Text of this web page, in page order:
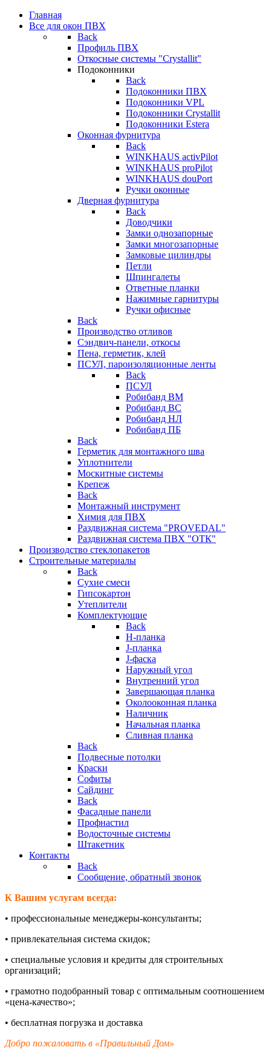
Главная
Все для окон ПВХ
Back
Профиль ПВХ
Откосные системы "Crystallit"
Подоконники
Back
Подоконники ПВХ
Подоконники VPL
Подоконники Crystallit
Подоконники Estera
Оконная фурнитура
Back
WINKHAUS activPilot
WINKHAUS proPilot
WINKHAUS douPort
Ручки оконные
Дверная фурнитура
Back
Доводчики
Замки однозапорные
Замки многозапорные
Замковые цилиндры
Петли
Шпингалеты
Ответные планки
Нажимные гарнитуры
Ручки офисные
Back
Производство отливов
Сэндвич-панели, откосы
Пена, герметик, клей
ПСУЛ, пароизоляционные ленты
Back
ПСУЛ
Робибанд ВМ
Робибанд ВС
Робибанд НЛ
Робибанд ПБ
Back
Герметик для монтажного шва
Уплотнители
Москитные системы
Крепеж
Back
Монтажный инструмент
Химия для ПВХ
Раздвижная система "PROVEDAL"
Раздвижная система ПВХ "ОТК"
Производство стеклопакетов
Строительные материалы
Back
Сухие смеси
Гипсокартон
Утеплители
Комплектующие
Back
H-планка
J-планка
J-фаска
Наружный угол
Внутренний угол
Завершающая планка
Околооконная планка
Наличник
Начальная планка
Сливная планка
Back
Подвесные потолки
Краски
Софиты
Сайдинг
Back
Фасадные панели
Профнастил
Водосточные системы
Штакетник
Контакты
Back
Сообщение, обратный звонок
К Вашим услугам всегда:
• профессиональные менеджеры-консультанты;
• привлекательная система скидок;
• специальные условия и кредиты для строительных
организаций;
• грамотно подобранный товар с оптимальным соотношением
«цена-качество»;
• бесплатная погрузка и доставка
Добро пожаловать в «Правильный Дом»